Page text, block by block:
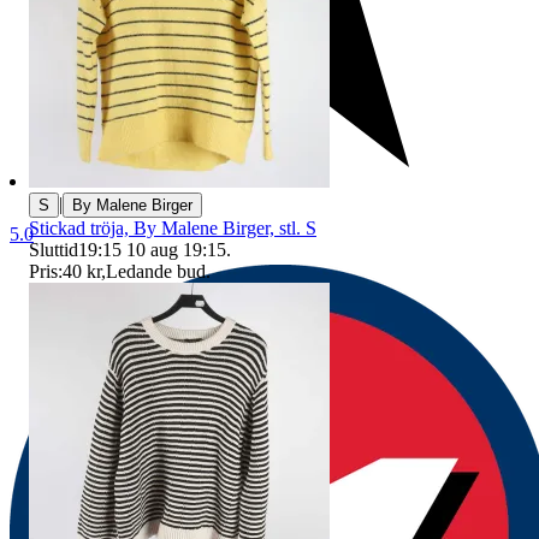
5.0
S | By Malene Birger
Stickad tröja, By Malene Birger, stl. S
Sluttid19:15 10 aug 19:15.
Pris:40 kr,Ledande bud.